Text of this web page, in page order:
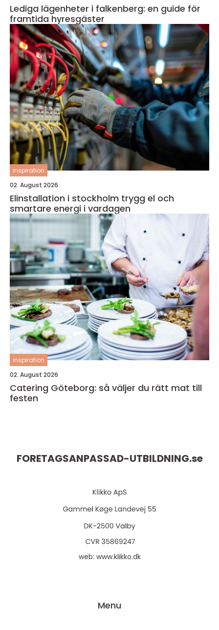
Lediga lägenheter i falkenberg: en guide för
framtida hyresgäster
inspiration
02. August 2026
Elinstallation i stockholm trygg el och
smartare energi i vardagen
inspiration
02. August 2026
Catering Göteborg: så väljer du rätt mat till
festen
FORETAGSANPASSAD-UTBILDNING.se
web: www.klikko.dk
Menu